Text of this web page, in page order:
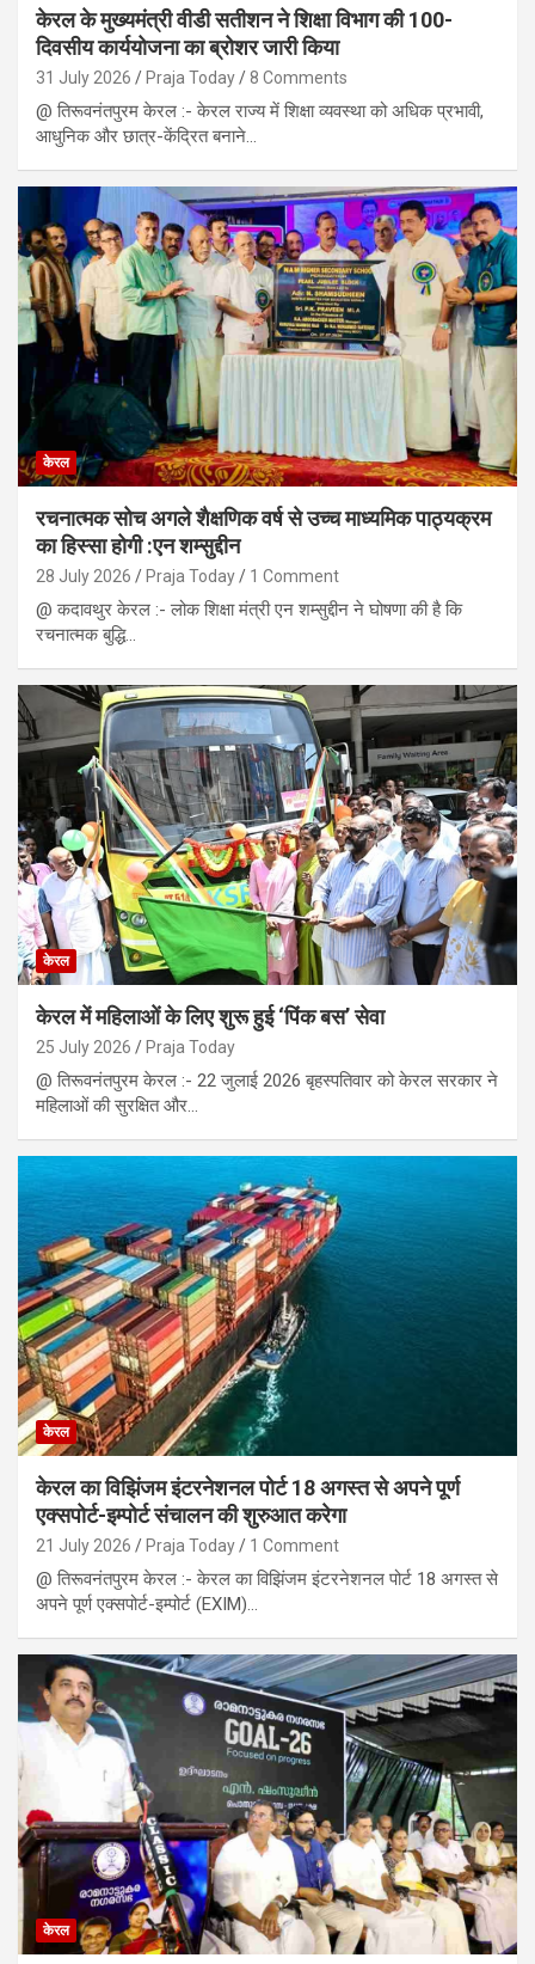
केरल के मुख्यमंत्री वीडी सतीशन ने शिक्षा विभाग की 100-
दिवसीय कार्ययोजना का ब्रोशर जारी किया
31 July 2026 Praja Today 8 Comments
@ तिरूवनंतपुरम केरल :- केरल राज्य में शिक्षा व्यवस्था को अधिक प्रभावी,
आधुनिक और छात्र-केंद्रित बनाने…
केरल
रचनात्मक सोच अगले शैक्षणिक वर्ष से उच्च माध्यमिक पाठ्यक्रम
का हिस्सा होगी :एन शम्सुद्दीन
28 July 2026 Praja Today 1 Comment
@ कदावथुर केरल :- लोक शिक्षा मंत्री एन शम्सुद्दीन ने घोषणा की है कि
रचनात्मक बुद्धि…
केरल
केरल में महिलाओं के लिए शुरू हुई ‘पिंक बस’ सेवा
25 July 2026 Praja Today
@ तिरूवनंतपुरम केरल :- 22 जुलाई 2026 बृहस्पतिवार को केरल सरकार ने
महिलाओं की सुरक्षित और…
केरल
केरल का विझिंजम इंटरनेशनल पोर्ट 18 अगस्त से अपने पूर्ण
एक्सपोर्ट-इम्पोर्ट संचालन की शुरुआत करेगा
21 July 2026 Praja Today 1 Comment
@ तिरूवनंतपुरम केरल :- केरल का विझिंजम इंटरनेशनल पोर्ट 18 अगस्त से
अपने पूर्ण एक्सपोर्ट-इम्पोर्ट (EXIM)…
केरल